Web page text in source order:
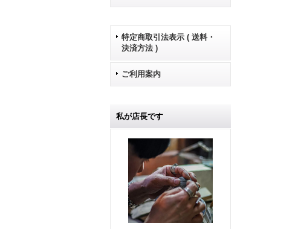
特定商取引法表示 ( 送料・
決済方法 )
ご利用案内
私が店長です